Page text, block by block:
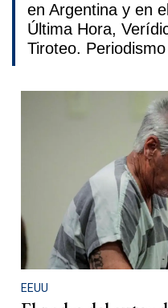
en Argentina y en
Última Hora,
Tiroteo.
EEUU